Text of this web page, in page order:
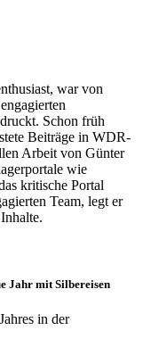
war von
Schon früh
Beiträge in WDR-
Arbeit von Günter
wie
kritische Portal
Team, legt er
Jahr mit Silbereisen
in der